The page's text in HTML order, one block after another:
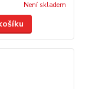
Není skladem